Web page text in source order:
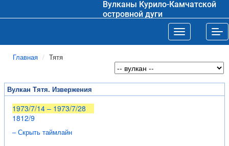
Вулканы Курило-Камчатской
островной дуги
Toggle
Главная Тятя
Вулкан Тятя. Извержения
1973/7/14 – 1973/7/28
1812/9
– Скрыть таймлайн